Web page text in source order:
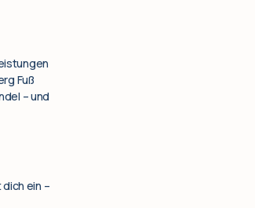
Fuß
– und
ein –